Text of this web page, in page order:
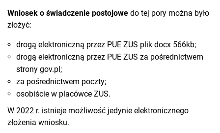
Wniosek o świadczenie postojowe do tej pory można było
złożyć:
drogą elektroniczną przez PUE ZUS plik docx 566kb;
drogą elektroniczną przez PUE ZUS za pośrednictwem
strony gov.pl;
za pośrednictwem poczty;
osobiście w placówce ZUS.
W 2022 r. istnieje możliwość jedynie elektronicznego
złożenia wniosku.